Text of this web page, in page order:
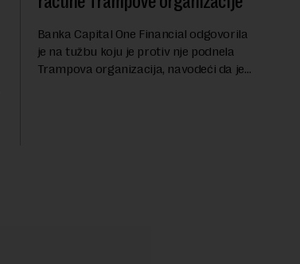
Banka Capital One Financial odgovorila
je na tužbu koju je protiv nje podnela
Trampova organizacija, navodeći da je